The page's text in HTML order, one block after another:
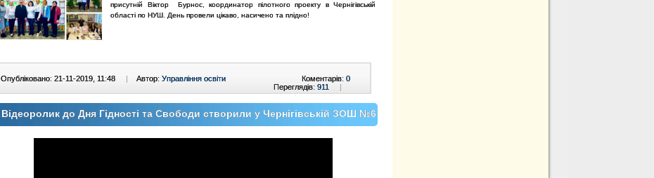
присутній Віктор Бурнос, координатор пілотного проекту в Чернігівській
області по НУШ. День провели цікаво, насичено та плідно!
Опубліковано: 21-11-2019, 11:48 | Автор: Управління освіти Коментарів: 0
Переглядів: 911 |
Відеоролик до Дня Гідності та Свободи створили у Чернігівській ЗОШ №6